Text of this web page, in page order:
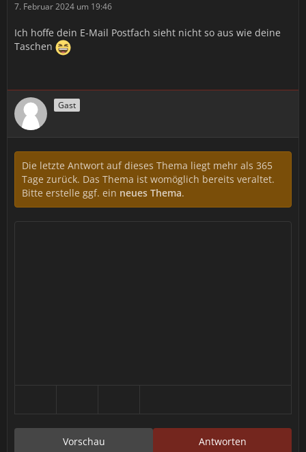
7. Februar 2024 um 19:46
Ich hoffe dein E-Mail Postfach sieht nicht so aus wie deine
Taschen
Gast
Die letzte Antwort auf dieses Thema liegt mehr als 365
Tage zurück. Das Thema ist womöglich bereits veraltet.
Bitte erstelle ggf. ein neues Thema.
Antworten
Vorschau